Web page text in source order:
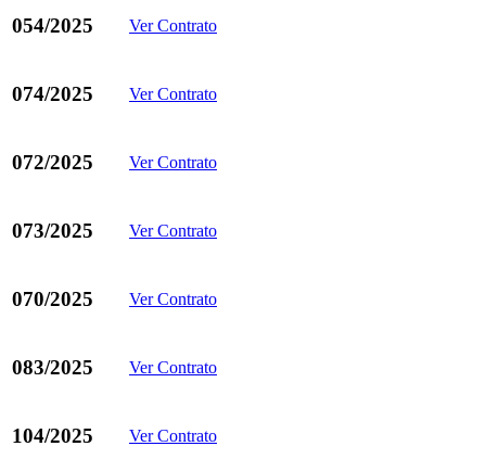
054/2025 Ver Contrato
074/2025 Ver Contrato
072/2025 Ver Contrato
073/2025 Ver Contrato
070/2025 Ver Contrato
083/2025 Ver Contrato
104/2025 Ver Contrato